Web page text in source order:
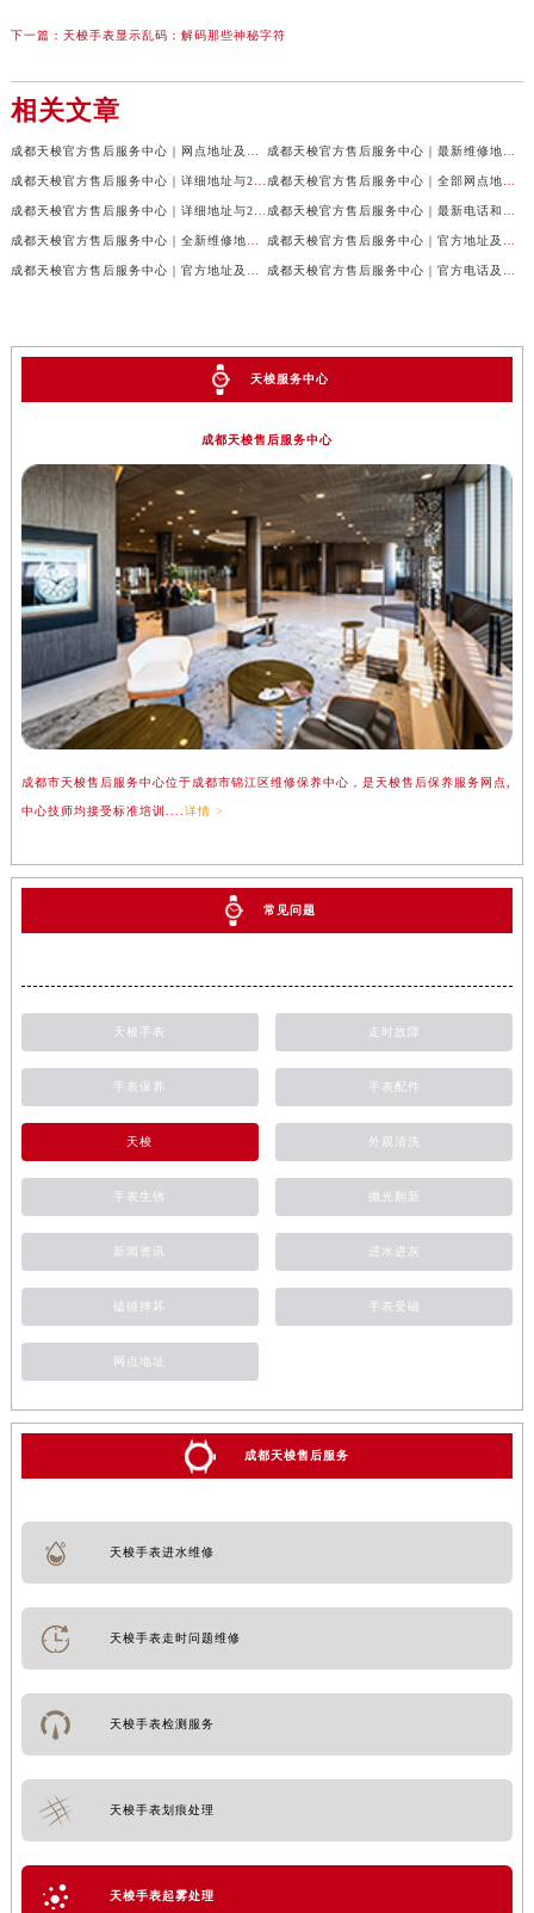
下一篇： 天梭手表显示乱码：解码那些神秘字符
相关文章
天梭服务中心
成都天梭售后服务中心
成都市天梭售后服务中心位于成都市锦江区维修保养中心，是天梭售后保养服务网点,
中心技师均接受标准培训.... 详情 >
常见问题
天梭手表 走时故障
手表保养 手表配件
天梭 外观清洗
手表生锈 抛光翻新
新闻资讯 进水进灰
磕碰摔坏 手表受磁
网点地址
成都天梭售后服务
天梭手表进水维修
天梭手表走时问题维修
天梭手表检测服务
天梭手表划痕处理
天梭手表起雾处理